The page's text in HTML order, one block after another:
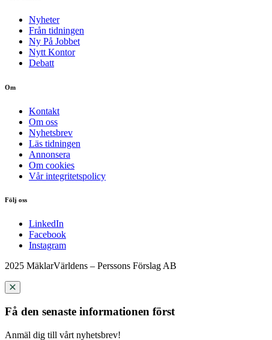
Nyheter
Från tidningen
Ny På Jobbet
Nytt Kontor
Debatt
Om
Kontakt
Om oss
Nyhetsbrev
Läs tidningen
Annonsera
Om cookies
Vår integritetspolicy
Följ oss
LinkedIn
Facebook
Instagram
2025 MäklarVärldens – Perssons Förslag AB
Få den senaste informationen först
Anmäl dig till vårt nyhetsbrev!